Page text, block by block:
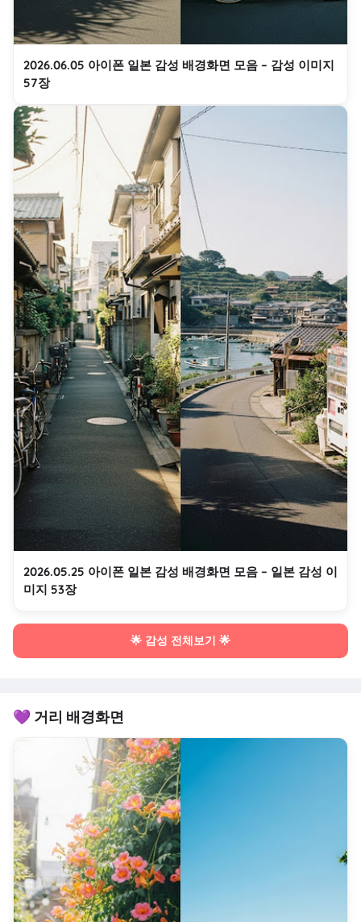
2026.06.05 아이폰 일본 감성 배경화면 모음 – 감성 이미지
57장
2026.05.25 아이폰 일본 감성 배경화면 모음 – 일본 감성 이
미지 53장
🌟 감성 전체보기 🌟
💜 거리 배경화면